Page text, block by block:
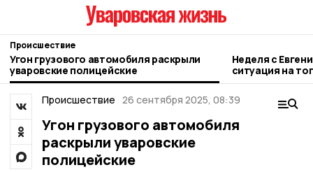
Происшествие
Угон грузового автомобиля раскрыли
уваровские полицейские
Неделя с
ситуация на
городе и
Происшествие 26 сентября 2025, 08:39
Угон грузового автомобиля
раскрыли уваровские
полицейские